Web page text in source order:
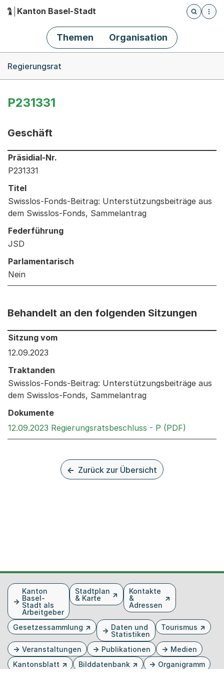
Hauptnavigation
Kanton Basel-Stadt
Öffnet
Themen Organisation
Regierungsrat
P231331
Geschäft
Informationen zum Ausgewählten Geschäft
Präsidial-Nr.
P231331
Titel
Swisslos-Fonds-Beitrag: Unterstützungsbeiträge aus
dem Swisslos-Fonds, Sammelantrag
Federführung
JSD
Parlamentarisch
Nein
Behandelt an den folgenden Sitzungen
Behandelt an den folgenden Sitzungen: Informationen
Sitzung vom
12.09.2023
Traktanden
Swisslos-Fonds-Beitrag: Unterstützungsbeiträge aus
dem Swisslos-Fonds, Sammelantrag
Dokumente
12.09.2023 Regierungsratsbeschluss - P (PDF)
Zurück zur Übersicht
FusszeileKanton
Basel-
Stadt als
Arbeitgeber
Stadtplan
& Karte
Kontakte
&
Adressen
Gesetzessammlung
Daten und
Statistiken
Tourismus
Veranstaltungen Publikationen
Medien
Kantonsblatt
Bilddatenbank Organigramm